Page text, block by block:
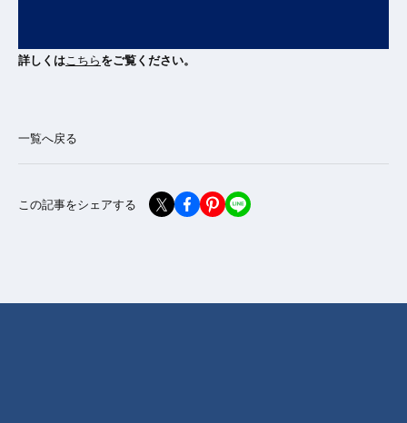
詳しくはこちら をご覧ください。
一覧へ戻る
この記事をシェアする